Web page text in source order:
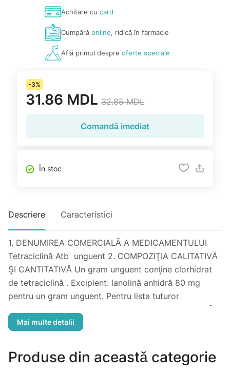
Achitare cu card
Cumpărăonline, ridică în farmacie
Află primul despre oferte speciale
-3%
31.86 MDL 32.85 MDL
Comandă imediat
În stoc
Descriere Caracteristici
1. DENUMIREA COMERCIALĂ A MEDICAMENTULUI
Tetraciclină Atb unguent 2. COMPOZIŢIA CALITATIVĂ
ŞI CANTITATIVĂ Un gram unguent conţine clorhidrat
de tetraciclină . Excipient: lanolină anhidră 80 mg
pentru un gram unguent. Pentru lista tuturor
Unguent Masă semisolidă, omogenă, de culoare
2. Indicaţii terapeutice Tratamentul local al unor infecţii
cutanate determinate de streptococi, stafilococi sau
Produse din această categorie